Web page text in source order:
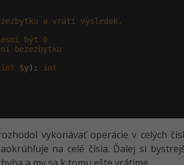
a vrátí výsledek.
být 0
bezezbytku
int $y): int
vykonávať operácie v celých
na celé čísla. Ďalej si